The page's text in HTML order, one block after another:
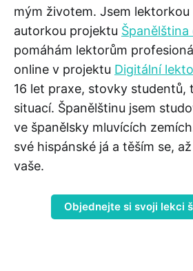
mým životem. Jsem lektorkou
autorkou projektu
pomáhám lektorům
online v projektu Digitální
16 let praxe, stovky studentů,
situací. Španělštinu jsem
ve španělsky mluvících
své hispánské já a těším se,
vaše.
Objednejte si svoji lekci